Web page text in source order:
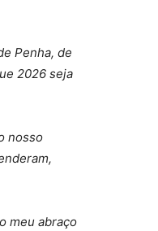
Penha, de
2026 seja
nosso
meu abraço